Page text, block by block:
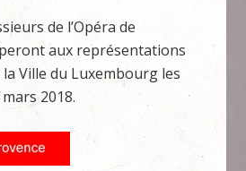
de l’Opéra de
aux représentations
Ville du Luxembourg les
2018.